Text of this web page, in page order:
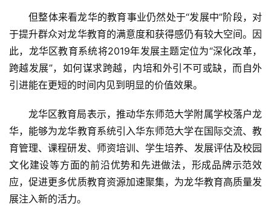
经
济
金
融
网
娱
乐
综
但整体来看龙华的教育事业仍然处于“发展中”阶段，对
于提升群众对龙华教育的满意度和获得感仍有较大空间。因
此，龙华区教育系统将2019年发展主题定位为“深化改革，
跨越发展”，如何谋求跨越，内培和外引不可或缺，而自外
引进能在更短的时间内见到明显的价值效果。
龙华区教育局表示，推动华东师范大学附属学校落户龙
华，能够为龙华教育系统引入华东师范大学在国际交流、教
育管理、课程研发、师资培训、学生培养、发展评估及校园
文化建设等方面的前沿优势和先进做法，形成品牌示范效
应，促进更多优质教育资源加速聚集，为龙华教育高质量发
展注入新的活力。